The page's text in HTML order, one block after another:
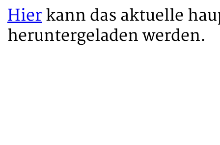
Hier kann das aktuelle
heruntergeladen werden.